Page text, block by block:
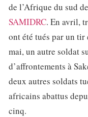
de l’Afrique du sud
SAMIDRC. En avril,
ont été tués par un tir
mai, un autre soldat
d’affrontements à
deux autres soldats
africains abattus
cinq.